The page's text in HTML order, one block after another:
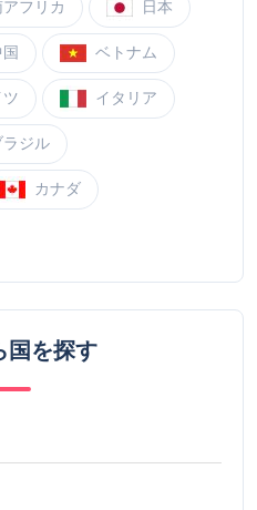
アフリカ 日本
国 ベトナム
ツ イタリア
ラジル
カナダ
国を探す